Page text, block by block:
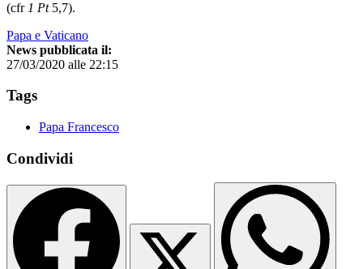
(cfr 1 Pt5,7).
Papa e Vaticano
News pubblicata il:
27/03/2020 alle 22:15
Tags
Papa Francesco
Condividi